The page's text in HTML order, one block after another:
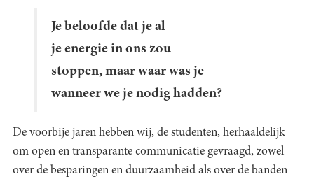
Je beloofde dat je al
je energie in ons zou
stoppen, maar waar was je
wanneer we je nodig hadden?
De voorbije jaren hebben wij, de studenten, herhaaldelijk
om open en transparante communicatie gevraagd, zowel
over de besparingen en duurzaamheid als over de banden